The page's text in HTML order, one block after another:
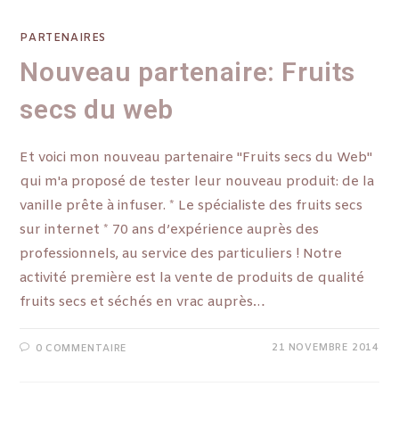
PARTENAIRES
Nouveau partenaire: Fruits
secs du web
Et voici mon nouveau partenaire "Fruits secs du Web"
qui m'a proposé de tester leur nouveau produit: de la
vanille prête à infuser. * Le spécialiste des fruits secs
sur internet * 70 ans d’expérience auprès des
professionnels, au service des particuliers ! Notre
activité première est la vente de produits de qualité
fruits secs et séchés en vrac auprès…
0 COMMENTAIRE 21 NOVEMBRE 2014